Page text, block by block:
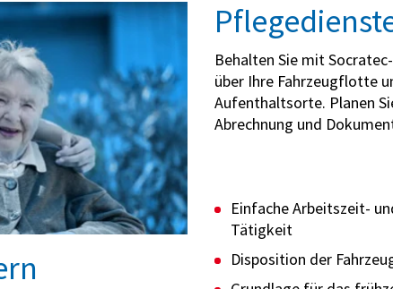
Behalten Sie mit
über Ihre Fahrzeugflotte
Aufenthaltsorte. Planen
Abrechnung und
Einfache Arbeitszeit-
Tätigkeit
Disposition der